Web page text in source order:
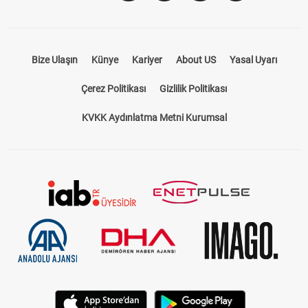
Bize Ulaşın Künye Kariyer About US Yasal Uyarı
Çerez Politikası Gizlilik Politikası
KVKK Aydınlatma Metni Kurumsal